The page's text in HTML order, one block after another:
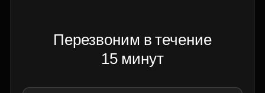
Перезвоним в течение
15 минут